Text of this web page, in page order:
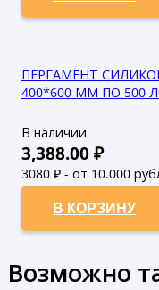
ПЕРГАМЕНТ
400*600 ММ ПО 500 Л
В наличии
3,388.00₽
3080 ₽ - от 10.000
2800₽ - от 50.000
В КОРЗИНУ
Возможно